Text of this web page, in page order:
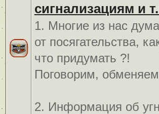
сигнализациям и
1. Многие из нас
от посягательства,
что придумать ?!
Поговорим,
2. Информация об